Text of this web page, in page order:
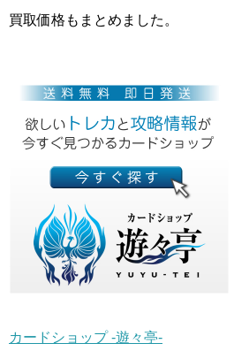
買取価格もまとめました。
カードショップ -遊々亭-